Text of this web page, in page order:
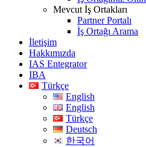
Mevcut İş Ortakları
Partner Portalı
İş Ortağı Arama
İletişim
Hakkımızda
IAS Entegrator
IBA
Türkçe
English
English
Türkçe
Deutsch
한국어